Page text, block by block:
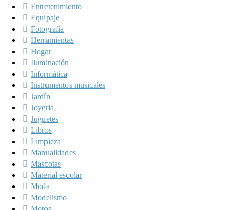
Entretenimiento
Equipaje
Fotografía
Herramientas
Hogar
Iluminación
Informática
Instrumentos musicales
Jardín
Joyeria
Juguetes
Libros
Limpieza
Manualidades
Mascotas
Material escolar
Moda
Modelismo